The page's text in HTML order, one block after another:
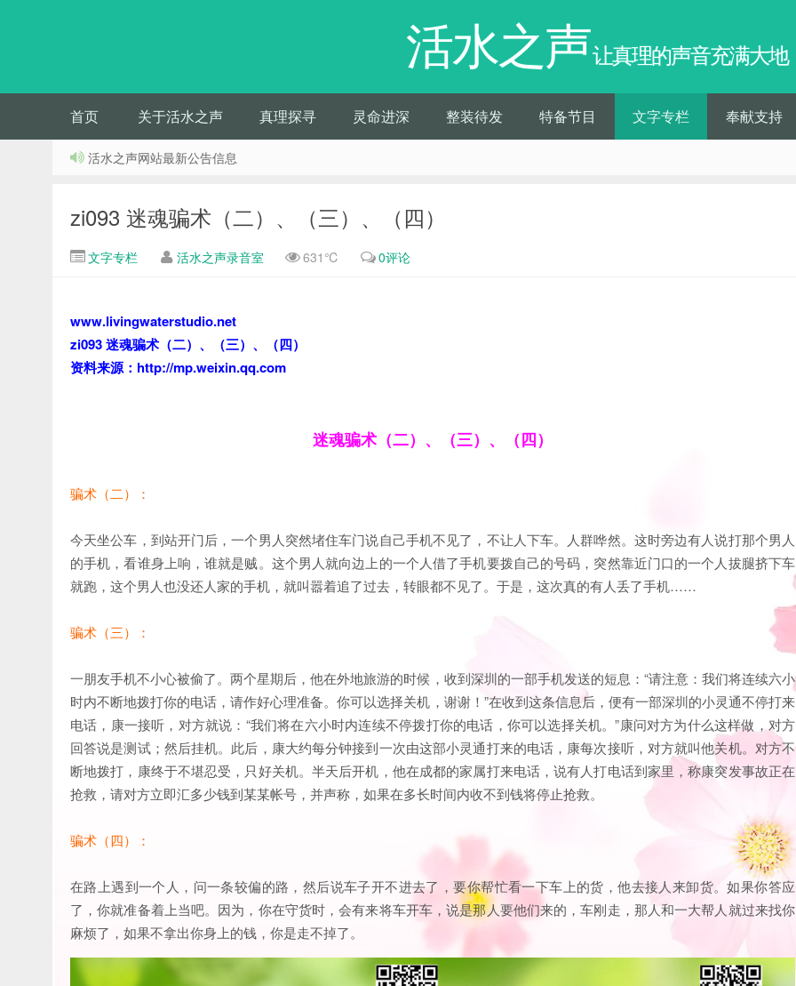
活水之声让真理的声音充满大地
首页 关于活水之声 真理探寻 灵命进深 整装待发 特备节目 文字专栏 奉献支持
活水之声网站最新公告信息
zi093 迷魂骗术（二）、（三）、（四）
文字专栏 活水之声录音室 631℃ 0评论
www.livingwaterstudio.net
zi093 迷魂骗术（二）、（三）、（四）
资料来源：http://mp.weixin.qq.com
迷魂骗术（二）、（三）、（四）
骗术（二）：
今天坐公车，到站开门后，一个男人突然堵住车门说自己手机不见了，不让人下车。人群哗然。这时旁边有人说打那个男人
的手机，看谁身上响，谁就是贼。这个男人就向边上的一个人借了手机要拨自己的号码，突然靠近门口的一个人拔腿挤下车
就跑，这个男人也没还人家的手机，就叫嚣着追了过去，转眼都不见了。于是，这次真的有人丢了手机……
骗术（三）：
一朋友手机不小心被偷了。两个星期后，他在外地旅游的时候，收到深圳的一部手机发送的短息：“请注意：我们将连续六小
时内不断地拨打你的电话，请作好心理准备。你可以选择关机，谢谢！”在收到这条信息后，便有一部深圳的小灵通不停打来
电话，康一接听，对方就说：“我们将在六小时内连续不停拨打你的电话，你可以选择关机。”康问对方为什么这样做，对方
回答说是测试；然后挂机。此后，康大约每分钟接到一次由这部小灵通打来的电话，康每次接听，对方就叫他关机。对方不
断地拨打，康终于不堪忍受，只好关机。半天后开机，他在成都的家属打来电话，说有人打电话到家里，称康突发事故正在
抢救，请对方立即汇多少钱到某某帐号，并声称，如果在多长时间内收不到钱将停止抢救。
骗术（四）：
在路上遇到一个人，问一条较偏的路，然后说车子开不进去了，要你帮忙看一下车上的货，他去接人来卸货。如果你答应
了，你就准备着上当吧。因为，你在守货时，会有来将车开车，说是那人要他们来的，车刚走，那人和一大帮人就过来找你
麻烦了，如果不拿出你身上的钱，你是走不掉了。